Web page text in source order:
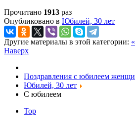
Прочитано 1913 раз
Опубликовано в Юбилей, 30 лет
Другие материалы в этой категории:
Наверх
Поздравления с юбилеем
Юбилей, 30 лет
С юбилеем
Top